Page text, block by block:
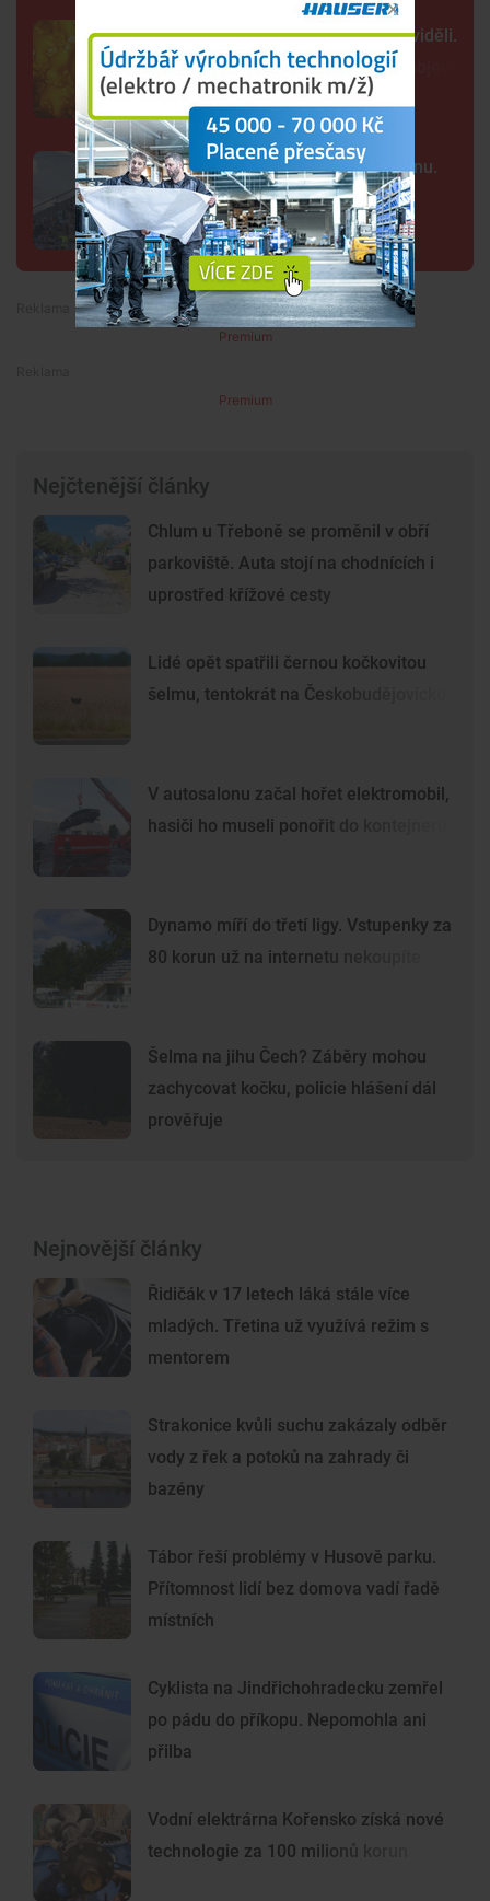
Tak detailně jsme Slunce ještě neviděli.
Nové snímky přinesly průlomový objev
Kraj nabízí za Dynamo 32,55 milionu.
Převod akcií chce dokončit co
nejrychleji
Premium
Premium
Nejčtenější články
Chlum u Třeboně se proměnil v obří
parkoviště. Auta stojí na chodnících i
uprostřed křížové cesty
Lidé opět spatřili černou kočkovitou
šelmu, tentokrát na Českobudějovicku
V autosalonu začal hořet elektromobil,
hasiči ho museli ponořit do kontejneru
Dynamo míří do třetí ligy. Vstupenky za
80 korun už na internetu nekoupíte
Šelma na jihu Čech? Záběry mohou
zachycovat kočku, policie hlášení dál
prověřuje
Nejnovější články
Řidičák v 17 letech láká stále více
mladých. Třetina už využívá režim s
mentorem
Strakonice kvůli suchu zakázaly odběr
vody z řek a potoků na zahrady či
bazény
Tábor řeší problémy v Husově parku.
Přítomnost lidí bez domova vadí řadě
místních
Cyklista na Jindřichohradecku zemřel
po pádu do příkopu. Nepomohla ani
přilba
Vodní elektrárna Kořensko získá nové
technologie za 100 milionů korun